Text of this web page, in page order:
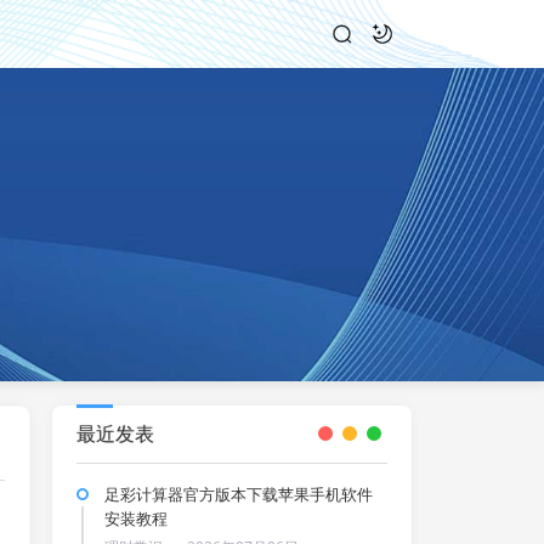
最近发表
足彩计算器官方版本下载苹果手机软件
安装教程